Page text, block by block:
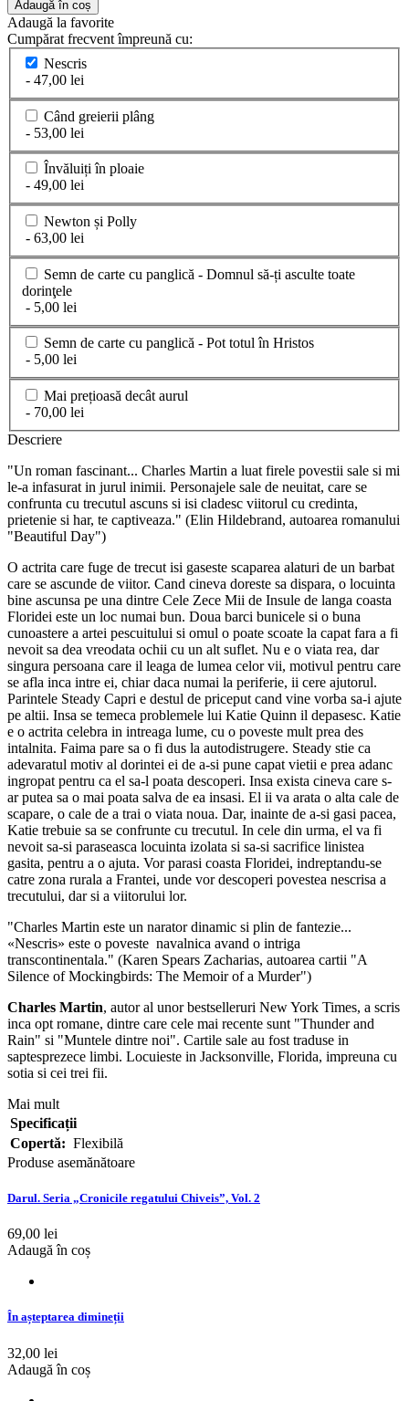
Adaugă în coș
Adaugă la favorite
Cumpărat frecvent împreună cu:
Nescris
- 47,00 lei
Când greierii plâng
- 53,00 lei
Învăluiți în ploaie
- 49,00 lei
Newton și Polly
- 63,00 lei
Semn de carte cu panglică - Domnul să-ți asculte toate
dorinţele
- 5,00 lei
Semn de carte cu panglică - Pot totul în Hristos
- 5,00 lei
Mai prețioasă decât aurul
- 70,00 lei
Descriere
"Un roman fascinant... Charles Martin a luat firele povestii sale si mi
le-a infasurat in jurul inimii. Personajele sale de neuitat, care se
confrunta cu trecutul ascuns si isi cladesc viitorul cu credinta,
prietenie si har, te captiveaza." (Elin Hildebrand, autoarea romanului
"Beautiful Day")
O actrita care fuge de trecut isi gaseste scaparea alaturi de un barbat
care se ascunde de viitor. Cand cineva doreste sa dispara, o locuinta
bine ascunsa pe una dintre Cele Zece Mii de Insule de langa coasta
Floridei este un loc numai bun. Doua barci bunicele si o buna
cunoastere a artei pescuitului si omul o poate scoate la capat fara a fi
nevoit sa dea vreodata ochii cu un alt suflet. Nu e o viata rea, dar
singura persoana care il leaga de lumea celor vii, motivul pentru care
se afla inca intre ei, chiar daca numai la periferie, ii cere ajutorul.
Parintele Steady Capri e destul de priceput cand vine vorba sa-i ajute
pe altii. Insa se temeca problemele lui Katie Quinn il depasesc. Katie
e o actrita celebra in intreaga lume, cu o poveste mult prea des
intalnita. Faima pare sa o fi dus la autodistrugere. Steady stie ca
adevaratul motiv al dorintei ei de a-si pune capat vietii e prea adanc
ingropat pentru ca el sa-l poata descoperi. Insa exista cineva care s-
ar putea sa o mai poata salva de ea insasi. El ii va arata o alta cale de
scapare, o cale de a trai o viata noua. Dar, inainte de a-si gasi pacea,
Katie trebuie sa se confrunte cu trecutul. In cele din urma, el va fi
nevoit sa-si paraseasca locuinta izolata si sa-si sacrifice linistea
gasita, pentru a o ajuta. Vor parasi coasta Floridei, indreptandu-se
catre zona rurala a Frantei, unde vor descoperi povestea nescrisa a
trecutului, dar si a viitorului lor.
"Charles Martin este un narator dinamic si plin de fantezie...
«Nescris» este o poveste navalnica avand o intriga
transcontinentala." (Karen Spears Zacharias, autoarea cartii "A
Silence of Mockingbirds: The Memoir of a Murder")
Charles Martin, autor al unor bestselleruri New York Times, a scris
inca opt romane, dintre care cele mai recente sunt "Thunder and
Rain" si "Muntele dintre noi". Cartile sale au fost traduse in
saptesprezece limbi. Locuieste in Jacksonville, Florida, impreuna cu
sotia si cei trei fii.
Mai mult
Specificații
Copertă: Flexibilă
Produse asemănătoare
Darul. Seria „Cronicile regatului Chiveis”, Vol. 2
69,00 lei
Adaugă în coș
În așteptarea dimineții
32,00 lei
Adaugă în coș